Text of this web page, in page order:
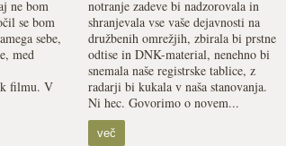
ne bom
se bom
sebe,
med
filmu. V
notranje zadeve bi nadzorovala in
shranjevala vse vaše dejavnosti na
družbenih omrežjih, zbirala bi prstne
odtise in DNK-material, nenehno bi
snemala naše registrske tablice, z
radarji bi kukala v naša stanovanja.
Ni hec. Govorimo o novem...
več